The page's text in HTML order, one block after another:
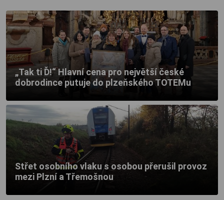
„Tak ti Ď!“ Hlavní cena pro největší české
dobrodince putuje do plzeňského TOTEMu
Střet osobního vlaku s osobou přerušil provoz
mezi Plzní a Třemošnou